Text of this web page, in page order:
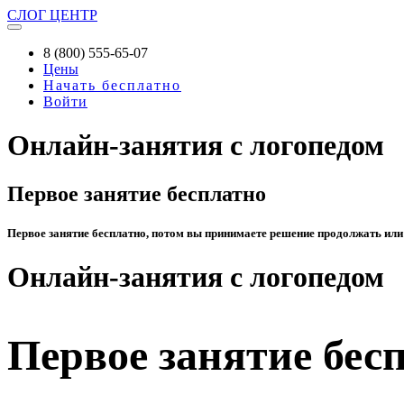
СЛОГ ЦЕНТР
8 (800) 555-65-07
Цены
Начать бесплатно
Войти
Онлайн-занятия с логопедом
Первое занятие бесплатно
Первое занятие бесплатно, потом вы принимаете решение продолжать или
Онлайн-занятия с логопедом
Первое занятие